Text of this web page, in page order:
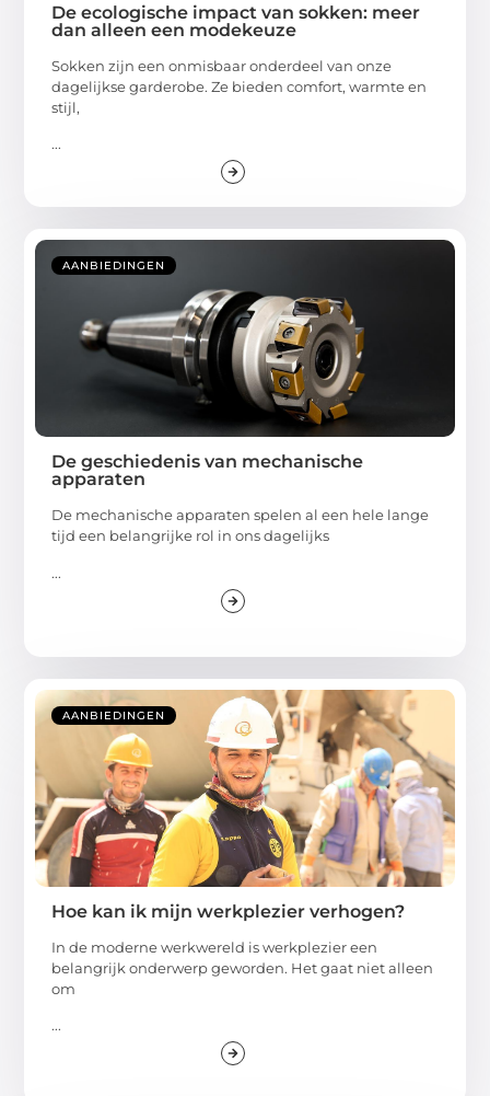
De ecologische impact van sokken: meer
dan alleen een modekeuze
Sokken zijn een onmisbaar onderdeel van onze
dagelijkse garderobe. Ze bieden comfort, warmte en
stijl,
...
AANBIEDINGEN
De geschiedenis van mechanische
apparaten
De mechanische apparaten spelen al een hele lange
tijd een belangrijke rol in ons dagelijks
...
AANBIEDINGEN
Hoe kan ik mijn werkplezier verhogen?
In de moderne werkwereld is werkplezier een
belangrijk onderwerp geworden. Het gaat niet alleen
om
...